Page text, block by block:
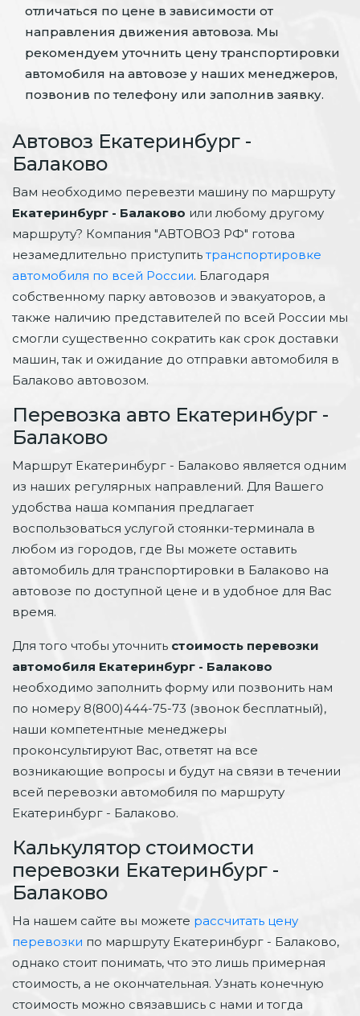
отличаться по цене в зависимости от
направления движения автовоза. Мы
рекомендуем уточнить цену транспортировки
автомобиля на автовозе у наших менеджеров,
позвонив по телефону или заполнив заявку.
Автовоз Екатеринбург -
Балаково
Вам необходимо перевезти машину по маршруту
Екатеринбург - Балаково или любому другому
маршруту? Компания "АВТОВОЗ РФ" готова
незамедлительно приступитьтранспортировке
автомобиля по всей России. Благодаря
собственному парку автовозов и эвакуаторов, а
также наличию представителей по всей России мы
смогли существенно сократить как срок доставки
машин, так и ожидание до отправки автомобиля в
Балаково автовозом.
Перевозка авто Екатеринбург -
Балаково
Маршрут Екатеринбург - Балаково является одним
из наших регулярных направлений. Для Вашего
удобства наша компания предлагает
воспользоваться услугой стоянки-терминала в
любом из городов, где Вы можете оставить
автомобиль для транспортировки в Балаково на
автовозе по доступной цене и в удобное для Вас
время.
Для того чтобы уточнить стоимость перевозки
автомобиля Екатеринбург - Балаково
необходимо заполнить форму или позвонить нам
по номеру 8(800)444-75-73 (звонок бесплатный),
наши компетентные менеджеры
проконсультируют Вас, ответят на все
возникающие вопросы и будут на связи в течении
всей перевозки автомобиля по маршруту
Екатеринбург - Балаково.
Калькулятор стоимости
перевозки Екатеринбург -
Балаково
На нашем сайте вы можете рассчитать цену
перевозки по маршруту Екатеринбург - Балаково,
однако стоит понимать, что это лишь примерная
стоимость, а не окончательная. Узнать конечную
стоимость можно связавшись с нами и тогда